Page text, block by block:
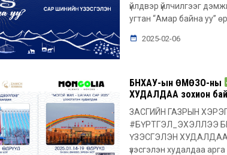
үйлдвэр үйлчилгээг
угтан “Амар байна уу”
2025-02-06
БНХАУ-ын ӨМӨЗО-ны
ХУДАЛДАА зохион
ЗАСГИЙН ГАЗРЫН
#БҮРТГЭЛ_ЭХЭЛЛЭЭ
ҮЗЭСГЭЛЭН ХУДАЛДАА
үзэсгэлэн худалдаа